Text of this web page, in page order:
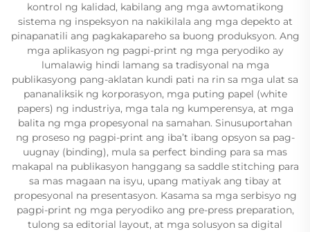
kontrol ng kalidad, kabilang ang mga awtomatikong
sistema ng inspeksyon na nakikilala ang mga depekto at
pinapanatili ang pagkakapareho sa buong produksyon. Ang
mga aplikasyon ng pagpi-print ng mga peryodiko ay
lumalawig hindi lamang sa tradisyonal na mga
publikasyong pang-aklatan kundi pati na rin sa mga ulat sa
pananaliksik ng korporasyon, mga puting papel (white
papers) ng industriya, mga tala ng kumperensya, at mga
balita ng mga propesyonal na samahan. Sinusuportahan
ng proseso ng pagpi-print ang iba’t ibang opsyon sa pag-
uugnay (binding), mula sa perfect binding para sa mas
makapal na publikasyon hanggang sa saddle stitching para
sa mas magaan na isyu, upang matiyak ang tibay at
propesyonal na presentasyon. Kasama sa mga serbisyo ng
pagpi-print ng mga peryodiko ang pre-press preparation,
tulong sa editorial layout, at mga solusyon sa digital